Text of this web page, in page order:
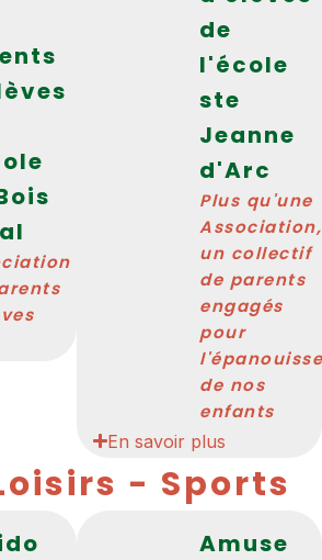
de
l'école
ste
Jeanne
d'Arc
Plus qu'une
Association,
un collectif
de parents
engagés
pour
de nos
enfants
En savoir plus
- Sports
Amuse